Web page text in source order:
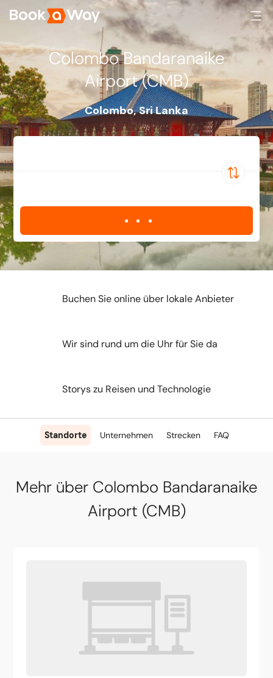
Colombo Bandaranaike
Airport (CMB)
Colombo,Sri Lanka
Standorte Unternehmen Strecken FAQ
Buchen Sie online über lokale Anbieter
Wir sind rund um die Uhr für Sie da
Storys zu Reisen und Technologie
Mehr über Colombo Bandaranaike
Airport (CMB)